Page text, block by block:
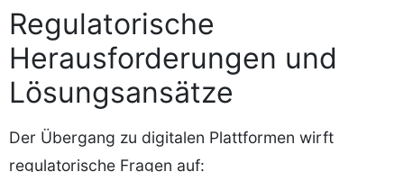
Regulatorische
Herausforderungen und
Lösungsansätze
Der Übergang zu digitalen Plattformen wirft
regulatorische Fragen auf: